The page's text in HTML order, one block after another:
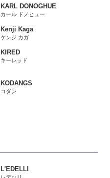
KARL DONOGHUE
カール ドノヒュー
Kenji Kaga
ケンジ カガ
KIRED
キーレッド
KODANGS
コダン
L'EDELLI